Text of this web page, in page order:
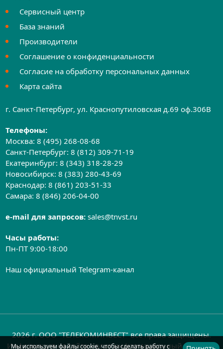
Сервисный центр
База знаний
Производители
Соглашение о конфиденциальности
Согласие на обработку персональных данных
Карта сайта
г. Санкт-Петербург, ул. Краснопутиловская д.69 оф.306B
Телефоны:
Москва:8 (495) 268-08-68
Санкт-Петербург:8 (812) 309-71-19
Екатеринбург:8 (343) 318-28-29
Новосибирск:8 (383) 280-43-69
Краснодар:8 (861) 203-51-33
Самара:8 (846) 206-04-00
e-mail для запросов:sales@tnvst.ru
Часы работы:
Пн-ПТ 9:00-18:00
Наш официальный Telegram-канал
2026 г. ООО "ТЕЛЕКОМИНВЕСТ" все права защищены.
Информация на сайте носит информационный характер
Мы используем файлы cookie, чтобы сделать работу с